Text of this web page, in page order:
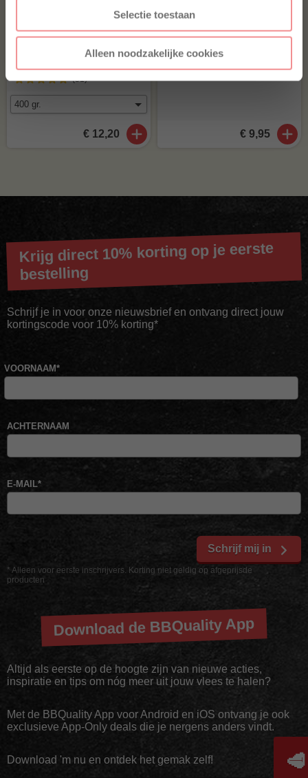
Selectie toestaan
Alleen noodzakelijke cookies
Iberico ribfingers
(31)
€ 12,20 € 9,95
Krijg direct 10% korting op je eerste
bestelling
Schrijf je in voor onze nieuwsbrief en ontvang direct jouw
kortingscode voor 10% korting*
* Alleen voor eerste inschrijvers. Korting niet geldig op afgeprijsde
producten
VOORNAAM*
ACHTERNAAM
E-MAIL*
Schrijf mij in
Download de BBQuality App
Altijd als eerste op de hoogte zijn van nieuwe acties,
inspiratie en tips om nóg meer uit jouw vlees te halen?
Met de BBQuality App voor Android en iOS ontvang je ook
exclusieve App-Only deals die je nergens anders vindt.
Download 'm nu en ontdek het gemak zelf! 🥩